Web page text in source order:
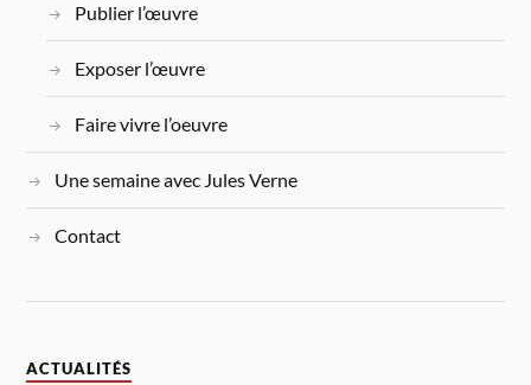
Publier l’œuvre
Exposer l’œuvre
Faire vivre l’oeuvre
Une semaine avec Jules Verne
Contact
ACTUALITÉS